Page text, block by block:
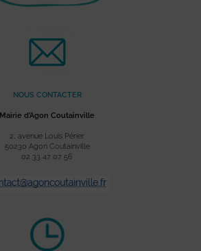
NOUS CONTACTER
Mairie d’Agon Coutainville
2, avenue Louis Périer
50230 Agon Coutainville
02 33 47 07 56